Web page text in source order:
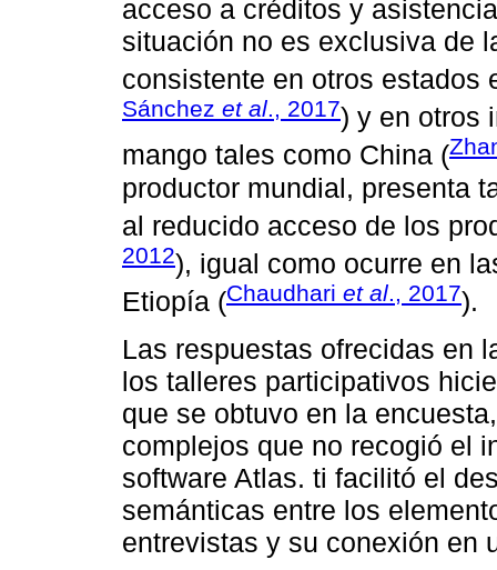
acceso a créditos y
situación no es exclusiva de
consistente en otros estados
Sánchez et al., 2017) y en otros
mango tales como China (
productor mundial, presenta
al reducido acceso de los
2012), igual como ocurre en
Etiopía (Chaudhari et al., 2017).
Las respuestas ofrecidas en
los talleres participativos
que se obtuvo en la
complejos que no recogió el
software Atlas. ti facilitó el
semánticas entre los
entrevistas y su conexión en